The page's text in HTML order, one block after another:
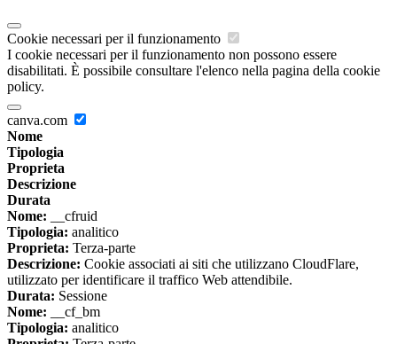
Cookie necessari per il funzionamento
I cookie necessari per il funzionamento non possono essere
disabilitati. È possibile consultare l'elenco nella pagina della cookie
policy.
canva.com
Nome
Tipologia
Proprieta
Descrizione
Durata
Nome: __cfruid
Tipologia: analitico
Proprieta: Terza-parte
Descrizione: Cookie associati ai siti che utilizzano CloudFlare,
utilizzato per identificare il traffico Web attendibile.
Durata: Sessione
Nome: __cf_bm
Tipologia: analitico